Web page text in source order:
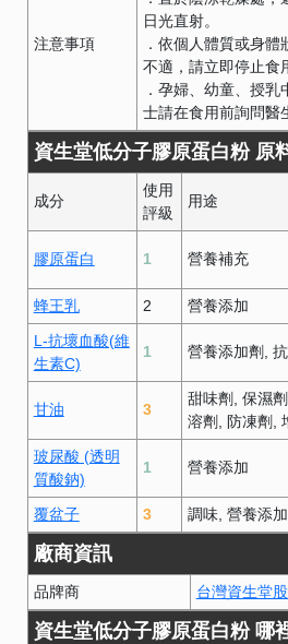
注意事項
日光直射。
．依個人體質或身
不適，請立即停止食
．孕婦、幼童、授
士請在食用前詢問醫
資生堂低分子膠原蛋白粉 原
成分
使用
評級
用途
膠原蛋白 1 營養補充
蜂王乳
2
營養添加
L-抗壞血酸(維
生素C)
1 營養添加劑
甘油 3
甜味劑 保濕劑
溶劑
防凍劑
玻尿酸 (透明
質酸鈉)
1 營養添加
覆盆子
3 調味 營養添加
廠商資訊
品牌商 台灣資生堂
資生堂低分子膠原蛋白粉 哪